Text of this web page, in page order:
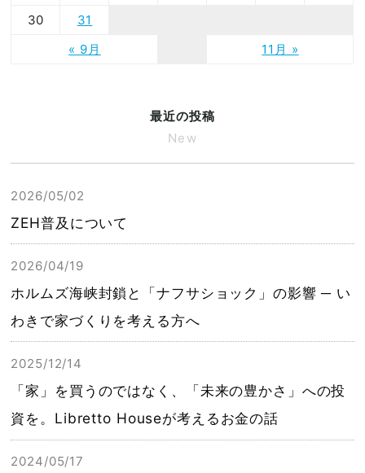
« 9月 11月 »
30
31
最近の投稿
New
2026/05/02
ZEH普及について
2026/04/19
ホルムズ海峡封鎖と「ナフサショック」の影響 ─ い
わきで家づくりを考える方へ
2025/12/14
「家」を買うのではなく、「未来の豊かさ」への投
資を。Libretto Houseが考えるお金の話
2024/05/17